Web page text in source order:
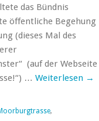
das Bündnis
öffentliche Begehung
(dieses Mal des
(auf der Webseite
… Weiterlesen →
,